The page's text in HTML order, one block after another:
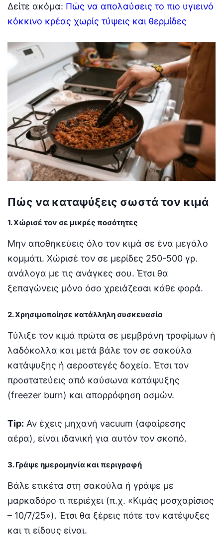
Δείτε ακόμα: Πώς να απολαύσεις το πιο υγιεινό
κόκκινο κρέας χωρίς τύψεις και θερμίδες
Πώς να καταψύξεις σωστά τον κιμά
1. Χώρισέ τον σε μικρές ποσότητες
Μην αποθηκεύεις όλο τον κιμά σε ένα μεγάλο
κομμάτι. Χώρισέ τον σε μερίδες 250-500 γρ.
ανάλογα με τις ανάγκες σου. Έτσι θα
ξεπαγώνεις μόνο όσο χρειάζεσαι κάθε φορά.
2. Χρησιμοποίησε κατάλληλη συσκευασία
Τύλιξε τον κιμά πρώτα σε μεμβράνη τροφίμων ή
λαδόκολλα και μετά βάλε τον σε σακούλα
κατάψυξης ή αεροστεγές δοχείο. Έτσι τον
προστατεύεις από καύσωνα κατάψυξης
(freezer burn) και απορρόφηση οσμών.
Tip: Αν έχεις μηχανή vacuum (αφαίρεσης
αέρα), είναι ιδανική για αυτόν τον σκοπό.
3. Γράψε ημερομηνία και περιγραφή
Βάλε ετικέτα στη σακούλα ή γράψε με
μαρκαδόρο τι περιέχει (π.χ. «Κιμάς μοσχαρίσιος
– 10/7/25»). Έτσι θα ξέρεις πότε τον κατέψυξες
και τι είδους είναι.